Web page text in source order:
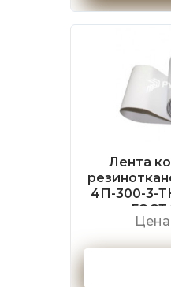
Лента
4П-300-3-
ГОСТ